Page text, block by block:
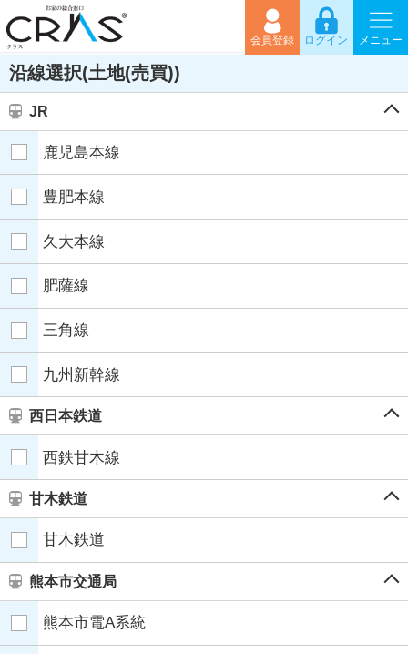
会員登録 ログイン メニュー
沿線選択(土地(売買))
JR
鹿児島本線
豊肥本線
久大本線
肥薩線
三角線
九州新幹線
西日本鉄道
西鉄甘木線
甘木鉄道
甘木鉄道
熊本市交通局
熊本市電A系統